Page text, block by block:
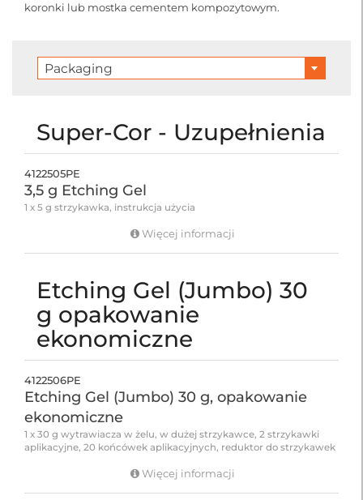
koronki lub mostka cementem kompozytowym.
Packaging
Super-Cor - Uzupełnienia
4122505PE
3,5 g Etching Gel
1 x 5 g strzykawka, instrukcja użycia
Więcej informacji
Etching Gel (Jumbo) 30
g opakowanie
ekonomiczne
4122506PE
Etching Gel (Jumbo) 30 g, opakowanie
ekonomiczne
1 x 30 g wytrawiacza w żelu, w dużej strzykawce, 2 strzykawki
aplikacyjne, 20 końcówek aplikacyjnych, reduktor do strzykawek
Więcej informacji